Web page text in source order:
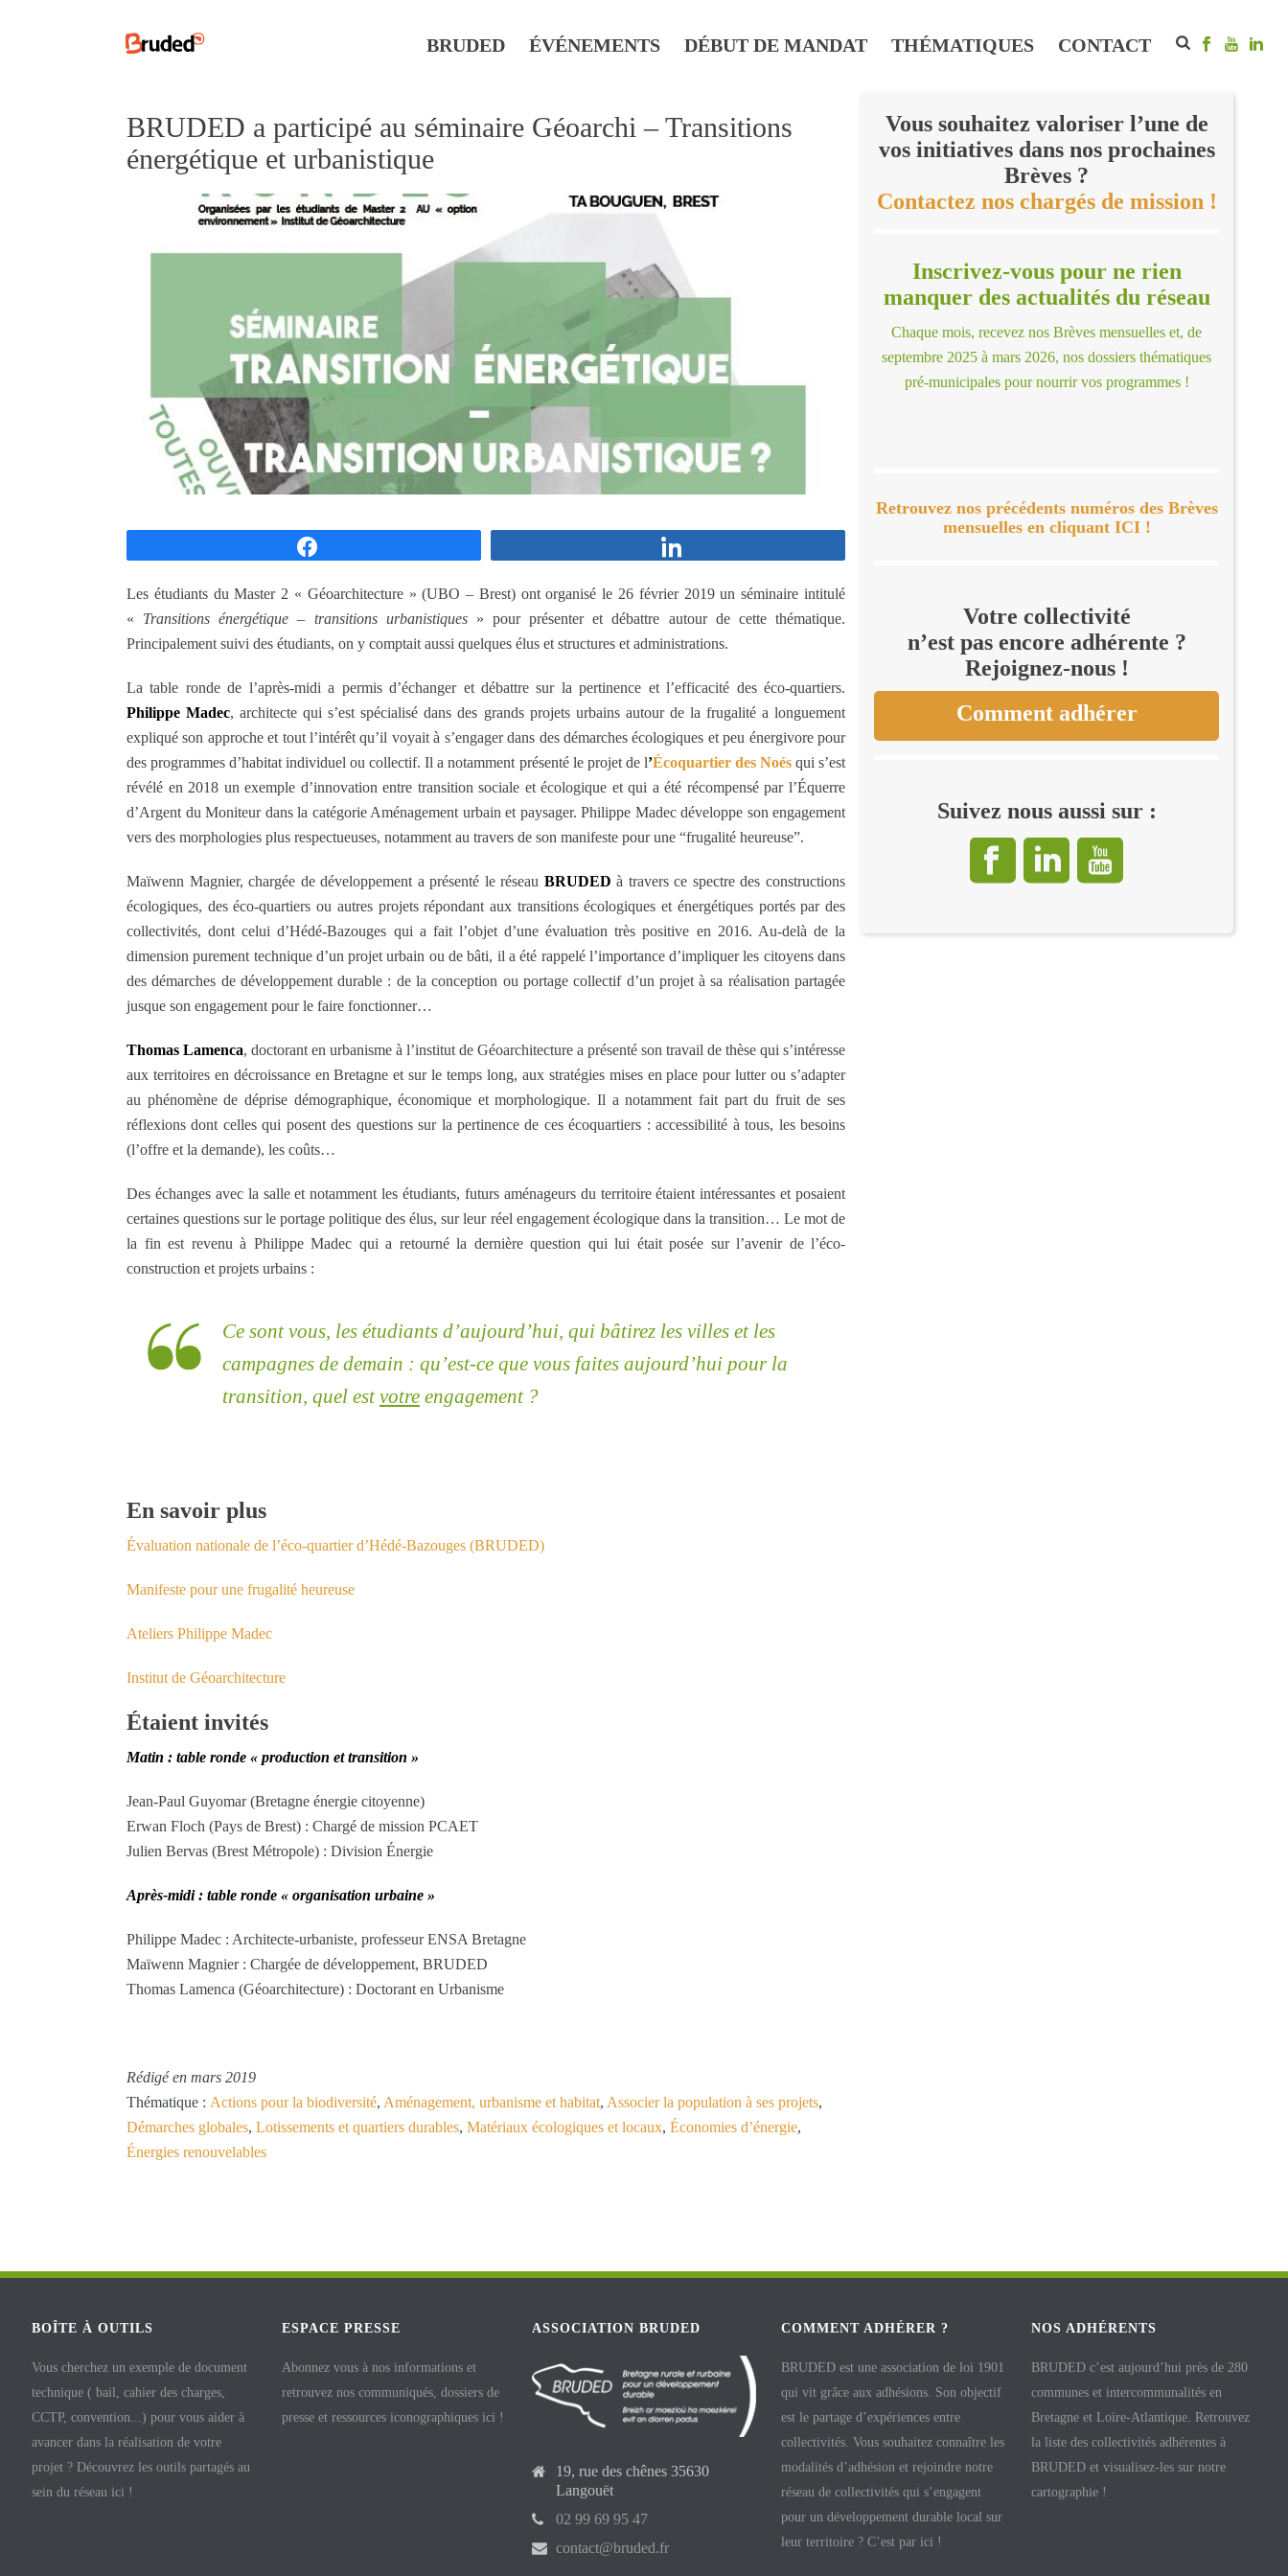
BRUDED ÉVÉNEMENTS DÉBUT DE MANDAT THÉMATIQUES CONTACT
BRUDED a participé au séminaire Géoarchi – Transitions
énergétique et urbanistique
Les étudiants du Master 2 « Géoarchitecture » (UBO – Brest) ont organisé le 26 février 2019 un séminaire intitulé
« Transitions énergétique – transitions urbanistiques» pour présenter et débattre autour de cette thématique.
Principalement suivi des étudiants, on y comptait aussi quelques élus et structures et administrations.
La table ronde de l’après-midi a permis d’échanger et débattre sur la pertinence et l’efficacité des éco-quartiers.
Philippe Madec, architecte qui s’est spécialisé dans des grands projets urbains autour de la frugalité a longuement
expliqué son approche et tout l’intérêt qu’il voyait à s’engager dans des démarches écologiques et peu énergivore pour
des programmes d’habitat individuel ou collectif. Il a notamment présenté le projet de l’Écoquartier des Noésqui s’est
révélé en 2018 un exemple d’innovation entre transition sociale et écologique et qui a été récompensé par l’Équerre
d’Argent du Moniteur dans la catégorie Aménagement urbain et paysager. Philippe Madec développe son engagement
vers des morphologies plus respectueuses, notamment au travers de son manifeste pour une “frugalité heureuse”.
Maïwenn Magnier, chargée de développement a présenté le réseau BRUDED à travers ce spectre des constructions
écologiques, des éco-quartiers ou autres projets répondant aux transitions écologiques et énergétiques portés par des
collectivités, dont celui d’Hédé-Bazouges qui a fait l’objet d’une évaluation très positive en 2016. Au-delà de la
dimension purement technique d’un projet urbain ou de bâti, il a été rappelé l’importance d’impliquer les citoyens dans
des démarches de développement durable : de la conception ou portage collectif d’un projet à sa réalisation partagée
jusque son engagement pour le faire fonctionner…
Thomas Lamenca, doctorant en urbanisme à l’institut de Géoarchitecture a présenté son travail de thèse qui s’intéresse
aux territoires en décroissance en Bretagne et sur le temps long, aux stratégies mises en place pour lutter ou s’adapter
au phénomène de déprise démographique, économique et morphologique. Il a notamment fait part du fruit de ses
réflexions dont celles qui posent des questions sur la pertinence de ces écoquartiers : accessibilité à tous, les besoins
(l’offre et la demande), les coûts…
Des échanges avec la salle et notamment les étudiants, futurs aménageurs du territoire étaient intéressantes et posaient
certaines questions sur le portage politique des élus, sur leur réel engagement écologique dans la transition… Le mot de
la fin est revenu à Philippe Madec qui a retourné la dernière question qui lui était posée sur l’avenir de l’éco-
construction et projets urbains :
Ce sont vous, les étudiants d’aujourd’hui, qui bâtirez les villes et les
campagnes de demain : qu’est-ce que vous faites aujourd’hui pour la
transition, quel estvotre engagement ?
En savoir plus
Évaluation nationale de l’éco-quartier d’Hédé-Bazouges (BRUDED)
Manifeste pour une frugalité heureuse
Ateliers Philippe Madec
Institut de Géoarchitecture
Étaient invités
Matin : table ronde « production et transition »
Jean-Paul Guyomar (Bretagne énergie citoyenne)
Erwan Floch (Pays de Brest) : Chargé de mission PCAET
Julien Bervas (Brest Métropole) : Division Énergie
Après-midi : table ronde « organisation urbaine »
Philippe Madec : Architecte-urbaniste, professeur ENSA Bretagne
Maïwenn Magnier : Chargée de développement, BRUDED
Thomas Lamenca (Géoarchitecture) : Doctorant en Urbanisme
Rédigé en mars 2019
Thématique : Actions pour la biodiversité, Aménagement, urbanisme et habitat, Associer la population à ses projets,
Démarches globales, Lotissements et quartiers durables, Matériaux écologiques et locaux, Économies d’énergie,
Énergies renouvelables
Vous souhaitez valoriser l’une de
vos initiatives dans nos prochaines
Brèves ?
Contactez nos chargés de mission !
Inscrivez-vous pour ne rien
manquer des actualités du réseau
Chaque mois, recevez nos Brèves mensuelles et, de
septembre 2025 à mars 2026, nos dossiers thématiques
pré-municipales pour nourrir vos programmes !
Retrouvez nos précédents numéros des Brèves
mensuelles en cliquant ICI !
Votre collectivité
n’est pas encore adhérente ?
Rejoignez-nous !
Comment adhérer
Suivez nous aussi sur :
BOÎTE À OUTILS
Vous cherchez un exemple de document
technique ( bail, cahier des charges,
CCTP, convention...) pour vous aider à
avancer dans la réalisation de votre
projet ? Découvrez les outils partagés au
sein du réseau ici !
ESPACE PRESSE
Abonnez vous à nos informations et
retrouvez nos communiqués, dossiers de
presse et ressources iconographiques ici !
ASSOCIATION BRUDED
19, rue des chênes 35630
Langouët
02 99 69 95 47
contact@bruded.fr
COMMENT ADHÉRER ?
BRUDED est une association de loi 1901
qui vit grâce aux adhésions. Son objectif
est le partage d’expériences entre
collectivités. Vous souhaitez connaître les
modalités d’adhésion et rejoindre notre
réseau de collectivités qui s’engagent
pour un développement durable local sur
leur territoire ? C’est par ici !
NOS ADHÉRENTS
BRUDED c’est aujourd’hui près de 280
communes et intercommunalités en
Bretagne et Loire-Atlantique. Retrouvez
la liste des collectivités adhérentes à
BRUDED et visualisez-les sur notre
cartographie !